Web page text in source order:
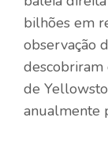
bilhões em
observação
de
anualmente